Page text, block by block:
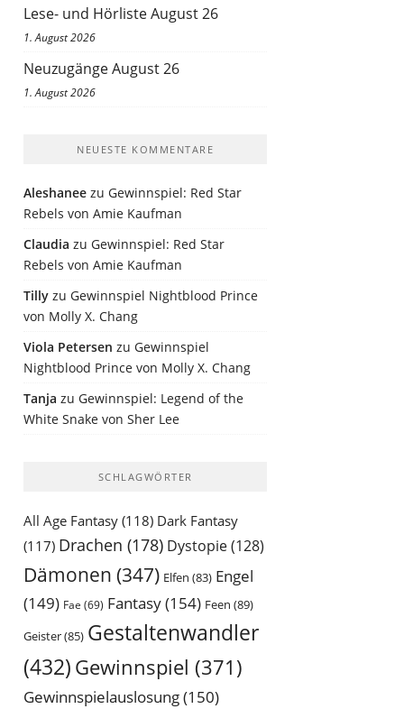
Lese- und Hörliste August 26
1. August 2026
Neuzugänge August 26
1. August 2026
NEUESTE KOMMENTARE
Aleshanee zu Gewinnspiel: Red Star
Rebels von Amie Kaufman
Claudia zu Gewinnspiel: Red Star
Rebels von Amie Kaufman
Tilly zu Gewinnspiel Nightblood Prince
von Molly X. Chang
Viola Petersen zu Gewinnspiel
Nightblood Prince von Molly X. Chang
Tanja zu Gewinnspiel: Legend of the
White Snake von Sher Lee
SCHLAGWÖRTER
All Age Fantasy (118) Dark Fantasy
(117) Drachen (178) Dystopie(128)
Dämonen (347) Elfen (83) Engel
(149) Fae (69) Fantasy(154) Feen (89)
Geister(85) Gestaltenwandler
(432) Gewinnspiel (371)
Gewinnspielauslosung(150)